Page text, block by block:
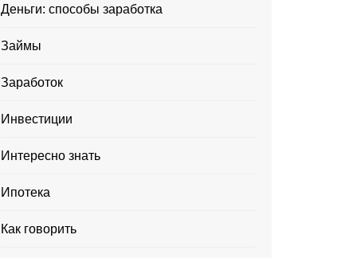
Деньги: способы заработка
Займы
Заработок
Инвестиции
Интересно знать
Ипотека
Как говорить